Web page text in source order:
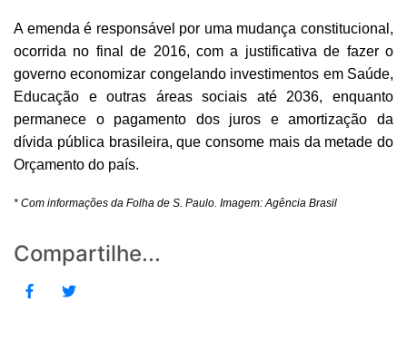
A emenda é responsável por uma mudança constitucional,
ocorrida no final de 2016, com a justificativa de fazer o
governo economizar congelando investimentos em Saúde,
Educação e outras áreas sociais até 2036, enquanto
permanece o pagamento dos juros e amortização da
dívida pública brasileira, que consome mais da metade do
Orçamento do país.
* Com informações da Folha de S. Paulo. Imagem: Agência Brasil
Compartilhe...